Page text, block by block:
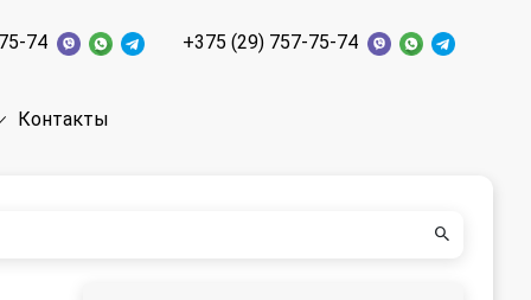
74 +375 (29) 757-75-74
Контакты